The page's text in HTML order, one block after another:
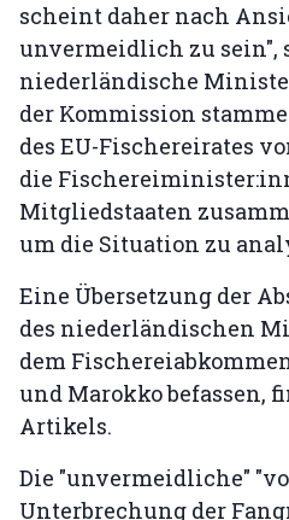
scheint daher nach
unvermeidlich zu sein",
niederländische
der Kommission
des EU-Fischereirates
die
Mitgliedstaaten
um die Situation zu
Eine Übersetzung der
des niederländischen
dem
und Marokko befassen,
Artikels.
Die "unvermeidliche"
Unterbrechung der